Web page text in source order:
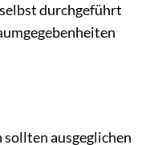
durchgeführt
sollten ausgeglichen